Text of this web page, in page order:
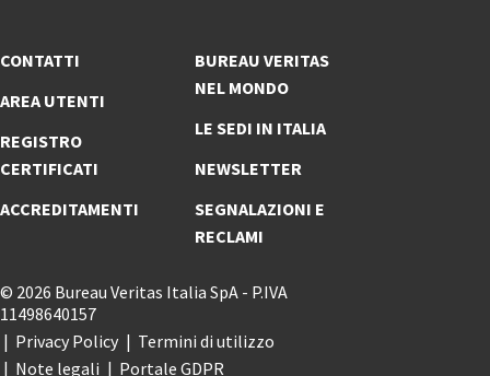
CONTATTI
AREA UTENTI
REGISTRO
CERTIFICATI
ACCREDITAMENTI
BUREAU VERITAS
NEL MONDO
LE SEDI IN ITALIA
NEWSLETTER
SEGNALAZIONI E
RECLAMI
© 2026 Bureau Veritas Italia SpA - P.IVA
11498640157
Privacy Policy
Termini di utilizzo
Note legali
Portale GDPR